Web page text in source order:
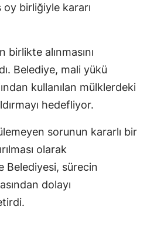
birliğiyle kararı
birlikte alınmasını
Belediye, mali yükü
kullanılan mülklerdeki
hedefliyor.
sorunun kararlı bir
olarak
Belediyesi, sürecin
dolayı